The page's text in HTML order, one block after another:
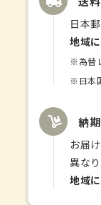
數
日本
地域
※為替
※日本
納期
お届
異な
地域